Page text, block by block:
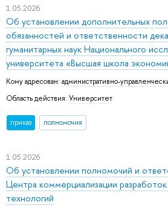
1.05.2026
Об установлении дополнительных
обязанностей и ответственности
гуманитарных наук Национального
университета «Высшая школа
Кому адресован: административно-
Область действия: Университет
приказ полномочия
1.05.2026
Об установлении полномочий и
Центра коммерциализации
технологий